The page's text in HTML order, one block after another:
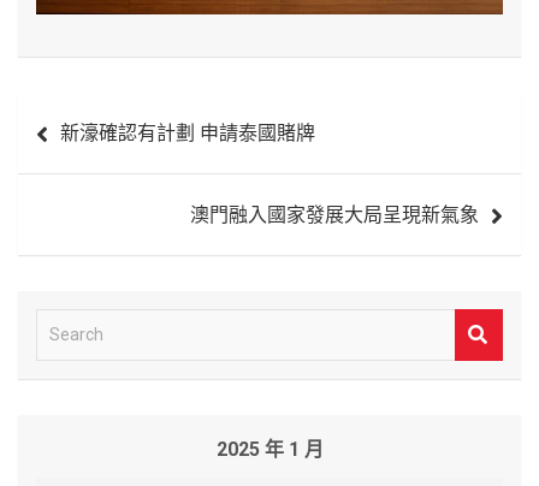
章
導
新濠確認有計劃 申請泰國賭牌
澳門融入國家發展大局呈現新氣象
e
2025 年 1 月